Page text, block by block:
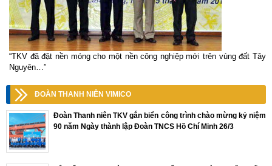
“TKV đã đặt nền móng cho một nền công nghiệp mới trên vùng đất Tây
Nguyên…”
ĐOÀN THANH NIÊN VIMICO
Đoàn Thanh niên TKV gắn biển công trình chào mừng kỷ niệm
90 năm Ngày thành lập Đoàn TNCS Hồ Chí Minh 26/3